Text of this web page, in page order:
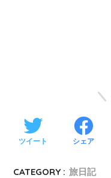
ツイート シェア
CATEGORY : 旅日記